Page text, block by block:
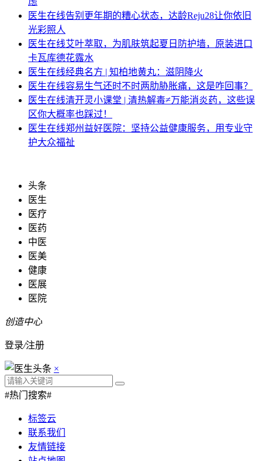
医生在线告别更年期的糟心状态，达龄Reju28让你依旧
光彩照人
医生在线艾叶萃取，为肌肤筑起夏日防护墙，原装进口
卡瓦库德花露水
医生在线经典名方 | 知柏地黄丸：滋阴降火
医生在线容易生气还时不时两肋胁胀痛，这是咋回事？
医生在线清开灵小课堂 | 清热解毒≠万能消炎药，这些误
区你大概率也踩过！
医生在线郑州益好医院：坚持公益健康服务，用专业守
护大众福祉
头条
医生
医疗
医药
中医
医美
健康
医展
医院
创造中心
登录/注册
×
#热门搜索#
标签云
联系我们
友情链接